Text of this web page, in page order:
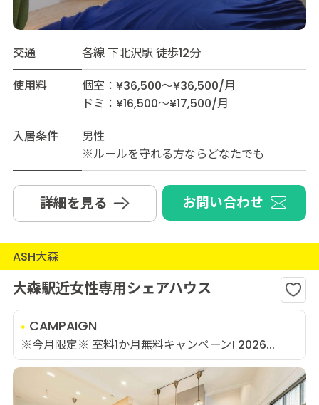
交通
各線 下北沢駅 徒歩12分
使用料
個室：¥36,500～¥36,500/月
ドミ：¥16,500～¥17,500/月
入居条件
男性
※ルールを守れる方ならどなたでも
詳細を見る お問い合わせ
ASH大森
大森駅近女性専用シェアハウス
CAMPAIGN
※今月限定※ 室料1か月無料キャンペーン! 2026...